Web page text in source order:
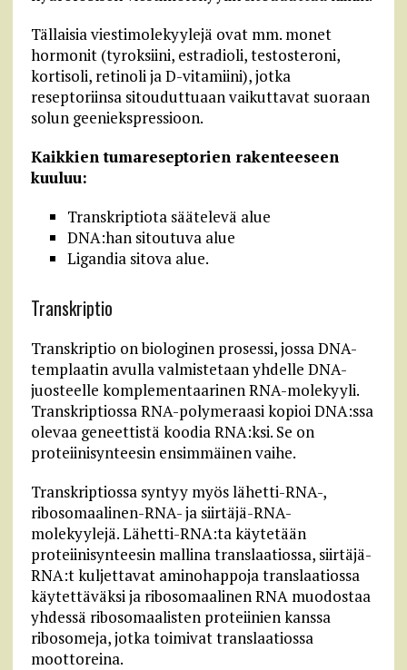
Tällaisia viestimolekyylejä ovat mm. monet
hormonit (tyroksiini, estradioli, testosteroni,
kortisoli, retinoli ja D-vitamiini), jotka
reseptoriinsa sitouduttuaan vaikuttavat suoraan
solun geeniekspressioon.
Kaikkien tumareseptorien rakenteeseen
kuuluu:
Transkriptiota säätelevä alue
DNA:han sitoutuva alue
Ligandia sitova alue.
Transkriptio
Transkriptio on biologinen prosessi, jossa DNA-
templaatin avulla valmistetaan yhdelle DNA-
juosteelle komplementaarinen RNA-molekyyli.
Transkriptiossa RNA-polymeraasi kopioi DNA:ssa
olevaa geneettistä koodia RNA:ksi. Se on
proteiinisynteesin ensimmäinen vaihe.
Transkriptiossa syntyy myös lähetti-RNA-,
ribosomaalinen-RNA- ja siirtäjä-RNA-
molekyylejä. Lähetti-RNA:ta käytetään
proteiinisynteesin mallina translaatiossa, siirtäjä-
RNA:t kuljettavat aminohappoja translaatiossa
käytettäväksi ja ribosomaalinen RNA muodostaa
yhdessä ribosomaalisten proteiinien kanssa
ribosomeja, jotka toimivat translaatiossa
moottoreina.